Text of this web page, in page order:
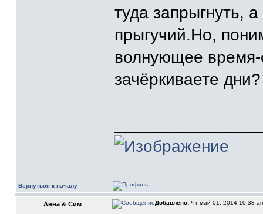
туда запрыгнуть,
прыгучий.Но,
волнующее
зачёркиваете
Вернуться к началу
Анна & Сим Добавлено: Чт май 01, 2014 10:38